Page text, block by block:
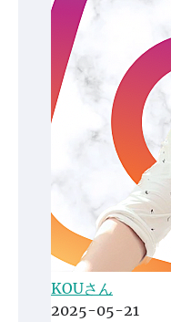
KOUさん
2025-05-21